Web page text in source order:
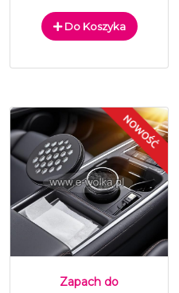
Do Koszyka
Zapach do